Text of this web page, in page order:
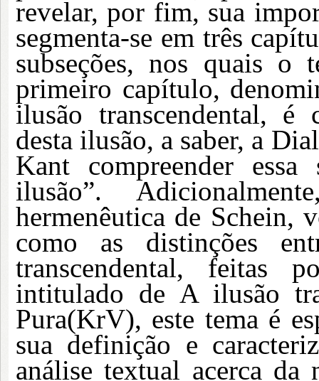
revelar, por fim, sua
segmenta-se em três
subseções, nos quais o
primeiro capítulo,
ilusão transcendental, é
desta ilusão, a saber, a
Kant compreender
ilusão”.
hermenêutica de Schein,
como as distinções
transcendental, feitas
intitulado de A ilusão
Pura(KrV), este tema é
sua definição e
análise textual acerca da